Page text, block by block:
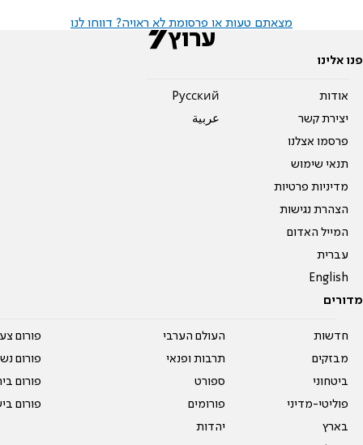
מצאתם טעות או פרסומת לא ראויה? דווחו לנו
פנו אלינו
אודות
יצירת קשר
פרסמו אצלנו
תנאי שימוש
מדיניות פרטיות
הצהרת נגישות
המייל האדום
עברית
English
Pусский
عربية
מדורים
חדשות
מבזקים
ביטחוני
פוליטי-מדיני
בארץ
העולם הערבי
תרבות ופנאי
ספורט
פורומים
יהדות
פורום
פורום
פורום
פורום